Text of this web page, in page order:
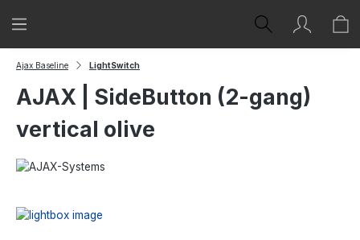
Zum Hauptinhalt springen
Ajax Baseline LightSwitch
AJAX | SideButton (2-gang)
vertical olive